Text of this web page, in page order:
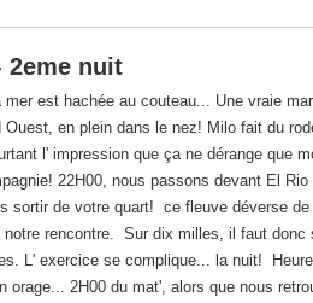
2eme nuit
est hachée au couteau... Une vraie
en plein dans le nez! Milo fait du
l' impression que ça ne dérange que
22H00, nous passons devant El
sortir de votre quart! ce fleuve déverse
rencontre. Sur dix milles, il faut
L' exercice se complique... la nuit!
2H00 du mat', alors que nous